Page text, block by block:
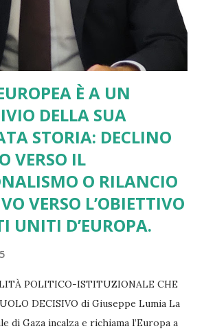
È A UN
DELLA SUA
STORIA: DECLINO
VERSO IL
O RILANCIO
VERSO L’OBIETTIVO
UNITI D’EUROPA.
POLITICO-ISTITUZIONALE CHE
DECISIVO di Giuseppe Lumia La
di Gaza incalza e richiama l’Europa a